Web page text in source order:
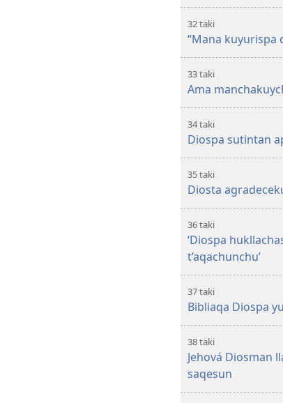
32 taki
“Mana kuyurispa
33 taki
Ama
34 taki
Diospa sutintan
35 taki
Diosta
36 taki
‘Diospa
t’aqachunchu’
37 taki
Bibliaqa Diospa
38 taki
Jehová Diosman
saqesun